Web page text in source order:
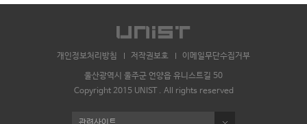
개인정보처리방침 저작권보호 이메일무단수집거부
울산광역시 울주군 언양읍 유니스트길 50
Copyright 2015 UNIST . All rights reserved